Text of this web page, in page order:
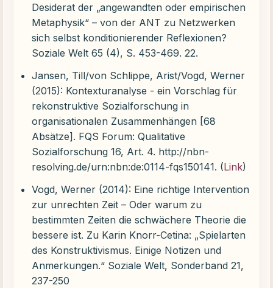
Desiderat der „angewandten oder empirischen
Metaphysik“ – von der ANT zu Netzwerken
sich selbst konditionierender Reflexionen?
Soziale Welt 65 (4), S. 453-469. 22.
Jansen, Till/von Schlippe, Arist/Vogd, Werner
(2015): Kontexturanalyse - ein Vorschlag für
rekonstruktive Sozialforschung in
organisationalen Zusammenhängen [68
Absätze]. FQS Forum: Qualitative
Sozialforschung 16, Art. 4. http://nbn-
resolving.de/urn:nbn:de:0114-fqs150141. (Link)
Vogd, Werner (2014): Eine richtige Intervention
zur unrechten Zeit – Oder warum zu
bestimmten Zeiten die schwächere Theorie die
bessere ist. Zu Karin Knorr-Cetina: „Spielarten
des Konstruktivismus. Einige Notizen und
Anmerkungen.“ Soziale Welt, Sonderband 21,
237-250